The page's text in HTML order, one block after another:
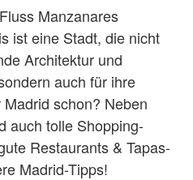
Manzanares
ist eine Stadt, die nicht
Architektur und
auch für ihre
schon? Neben
auch tolle Shopping-
Restaurants & Tapas-
Madrid-Tipps!